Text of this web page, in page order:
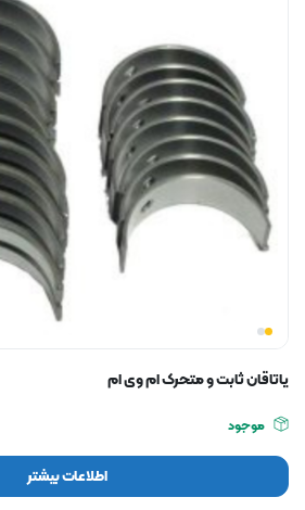
یاتاقان ثابت و متحرک ام وی ام
موجود
اطلاعات بیشتر